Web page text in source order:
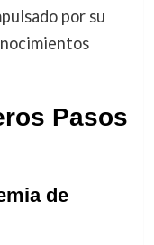
por su
Pasos
de